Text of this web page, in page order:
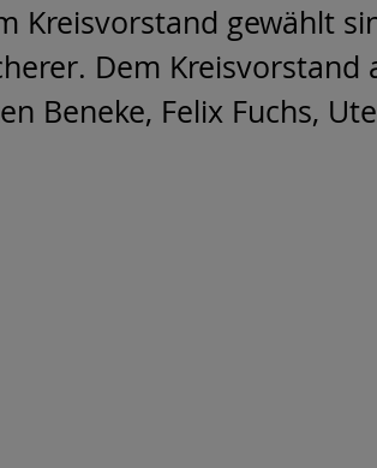
Kreisvorstand gewählt
Dem
Beneke, Felix Fuchs,